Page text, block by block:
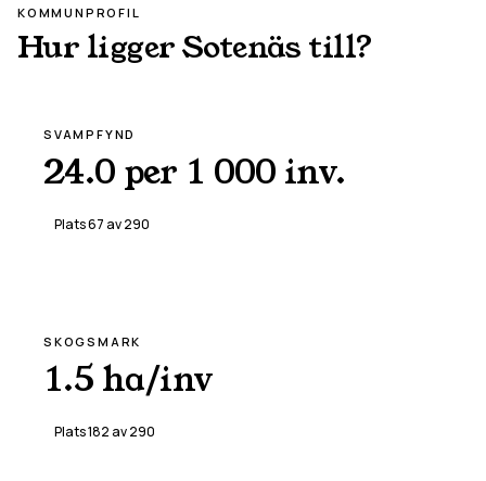
KOMMUNPROFIL
Hur liggerSotenäs till?
SVAMPFYND
24.0 per 1 000 inv.
Plats67 av290
SKOGSMARK
1.5 ha/inv
Plats182 av290